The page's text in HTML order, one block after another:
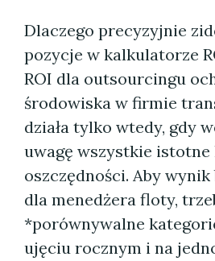
Dlaczego precyzyjnie
pozycje w kalkulatorze
ROI dla outsourcingu
środowiska w firmie
działa tylko wtedy, gdy
uwagę wszystkie
oszczędności. Aby wynik
dla menedżera floty,
*porównywalne
ujęciu rocznym i na